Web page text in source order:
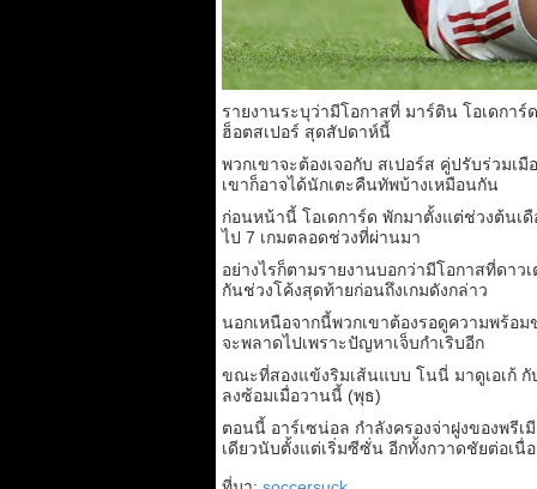
รายงานระบุว่ามีโอกาสที่ มาร์ติน โอเดก
ฮ็อตสเปอร์ สุดสัปดาห์นี้
พวกเขาจะต้องเจอกับ สเปอร์ส คู่ปรับร่วมเ
เขาก็อาจได้นักเตะคืนทัพบ้างเหมือนกัน
ก่อนหน้านี้ โอเดการ์ด พักมาตั้งแต่ช่วงต้นเ
ไป 7 เกมตลอดช่วงที่ผ่านมา
อย่างไรก็ตามรายงานบอกว่ามีโอกาสที่ดา
กันช่วงโค้งสุดท้ายก่อนถึงเกมดังกล่าว
นอกเหนือจากนี้พวกเขาต้องรอดูความพร้อ
จะพลาดไปเพราะปัญหาเจ็บกำเริบอีก
ขณะที่สองแข้งริมเส้นแบบ โนนี่ มาดูเอเก้
ลงซ้อมเมื่อวานนี้ (พุธ)
ตอนนี้ อาร์เซน่อล กำลังครองจ่าฝูงของพรี
เดียวนับตั้งแต่เริ่มซีซั่น อีกทั้งกวาดชัยต่อเ